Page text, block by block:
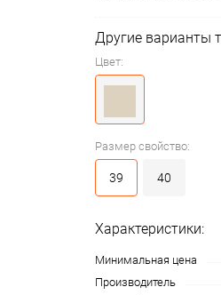
Другие варианты
Цвет:
Размер свойство:
39 40
Характеристики:
Минимальная цена
Производитель